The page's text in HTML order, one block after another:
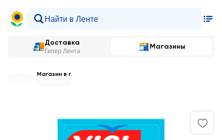
Доставка
Гипер Лента
Магазины
Магазин в г.